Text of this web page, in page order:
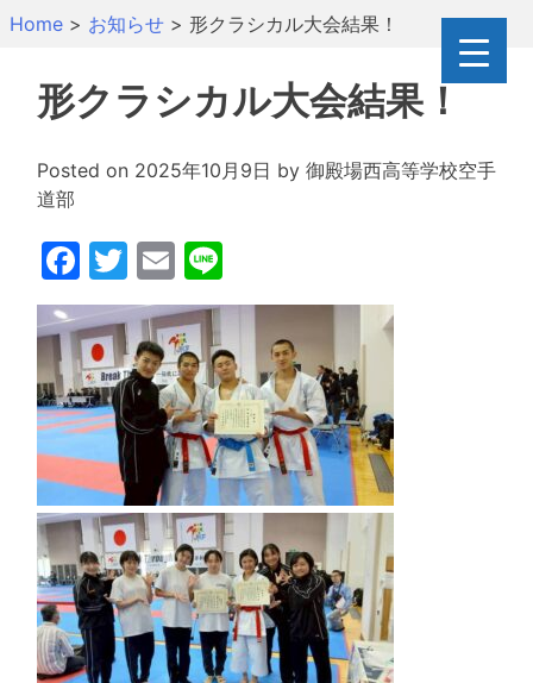
SkipHome > お知らせ > 形クラシカル大会結果！
形クラシカル大会結果！
Posted on 2025年10月9日 by 御殿場西高等学校空手
道部
Facebook
Twitter
Email